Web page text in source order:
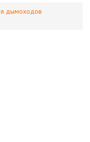
дымоходов